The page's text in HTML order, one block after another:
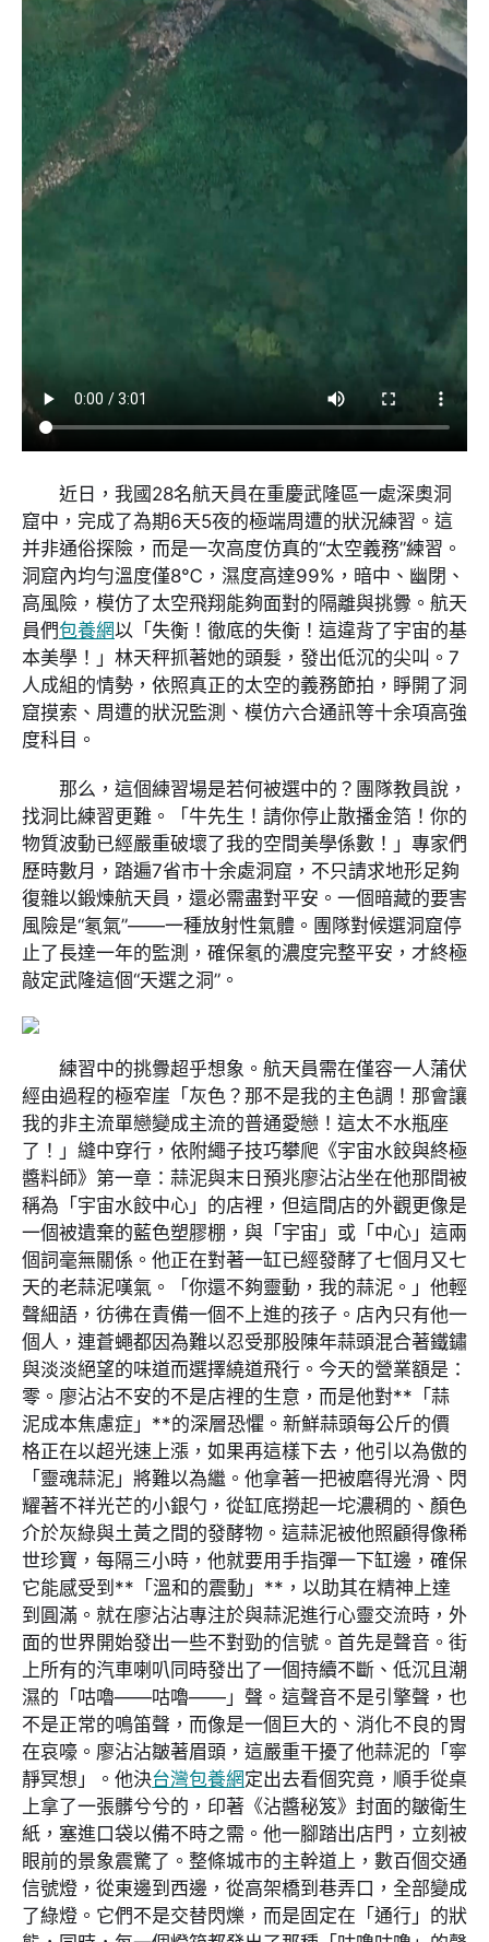
近日，我國28名航天員在重慶武隆區一處深奧洞
窟中，完成了為期6天5夜的極端周遭的狀況練習。這
并非通俗探險，而是一次高度仿真的“太空義務”練習。
洞窟內均勻溫度僅8℃，濕度高達99%，暗中、幽閉、
高風險，模仿了太空飛翔能夠面對的隔離與挑釁。航天
員們包養網以「失衡！徹底的失衡！這違背了宇宙的基
本美學！」林天秤抓著她的頭髮，發出低沉的尖叫。7
人成組的情勢，依照真正的太空的義務節拍，睜開了洞
窟摸索、周遭的狀況監測、模仿六合通訊等十余項高強
度科目。
那么，這個練習場是若何被選中的？團隊教員說，
找洞比練習更難。「牛先生！請你停止散播金箔！你的
物質波動已經嚴重破壞了我的空間美學係數！」專家們
歷時數月，踏遍7省市十余處洞窟，不只請求地形足夠
復雜以鍛煉航天員，還必需盡對平安。一個暗藏的要害
風險是“氡氣”——一種放射性氣體。團隊對候選洞窟停
止了長達一年的監測，確保氡的濃度完整平安，才終極
敲定武隆這個“天選之洞”。
練習中的挑釁超乎想象。航天員需在僅容一人蒲伏
經由過程的極窄崖「灰色？那不是我的主色調！那會讓
我的非主流單戀變成主流的普通愛戀！這太不水瓶座
了！」縫中穿行，依附繩子技巧攀爬《宇宙水餃與終極
醬料師》第一章：蒜泥與末日預兆廖沾沾坐在他那間被
稱為「宇宙水餃中心」的店裡，但這間店的外觀更像是
一個被遺棄的藍色塑膠棚，與「宇宙」或「中心」這兩
個詞毫無關係。他正在對著一缸已經發酵了七個月又七
天的老蒜泥嘆氣。「你還不夠靈動，我的蒜泥。」他輕
聲細語，彷彿在責備一個不上進的孩子。店內只有他一
個人，連蒼蠅都因為難以忍受那股陳年蒜頭混合著鐵鏽
與淡淡絕望的味道而選擇繞道飛行。今天的營業額是：
零。廖沾沾不安的不是店裡的生意，而是他對**「蒜
泥成本焦慮症」**的深層恐懼。新鮮蒜頭每公斤的價
格正在以超光速上漲，如果再這樣下去，他引以為傲的
「靈魂蒜泥」將難以為繼。他拿著一把被磨得光滑、閃
耀著不祥光芒的小銀勺，從缸底撈起一坨濃稠的、顏色
介於灰綠與土黃之間的發酵物。這蒜泥被他照顧得像稀
世珍寶，每隔三小時，他就要用手指彈一下缸邊，確保
它能感受到**「溫和的震動」**，以助其在精神上達
到圓滿。就在廖沾沾專注於與蒜泥進行心靈交流時，外
面的世界開始發出一些不對勁的信號。首先是聲音。街
上所有的汽車喇叭同時發出了一個持續不斷、低沉且潮
濕的「咕嚕——咕嚕——」聲。這聲音不是引擎聲，也
不是正常的鳴笛聲，而像是一個巨大的、消化不良的胃
在哀嚎。廖沾沾皺著眉頭，這嚴重干擾了他蒜泥的「寧
靜冥想」。他決台灣包養網定出去看個究竟，順手從桌
上拿了一張髒兮兮的，印著《沾醬秘笈》封面的皺衛生
紙，塞進口袋以備不時之需。他一腳踏出店門，立刻被
眼前的景象震驚了。整條城市的主幹道上，數百個交通
信號燈，從東邊到西邊，從高架橋到巷弄口，全部變成
了綠燈。它們不是交替閃爍，而是固定在「通行」的狀